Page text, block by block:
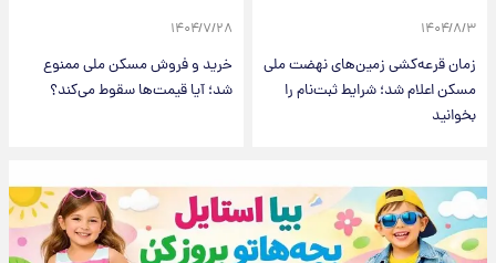
۱۴۰۴/۸/۳
زمان قرعه‌کشی زمین‌های نهضت ملی
مسکن اعلام شد؛ شرایط ثبت‌نام را
بخوانید
۱۴۰۴/۷/۲۸
خرید و فروش مسکن ملی ممنوع
شد؛ آیا قیمت‌ها سقوط می‌کند؟